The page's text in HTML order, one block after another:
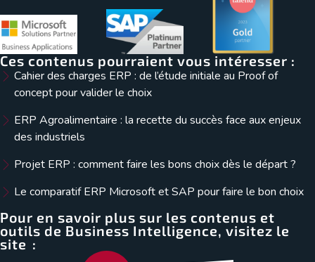
Ces contenus pourraient vous intéresser :
Cahier des charges ERP : de l’étude initiale au Proof of
concept pour valider le choix
ERP Agroalimentaire : la recette du succès face aux enjeux
des industriels
Projet ERP : comment faire les bons choix dès le départ ?
Le comparatif ERP Microsoft et SAP pour faire le bon choix
Pour en savoir plus sur les contenus et
outils de Business Intelligence, visitez le
site :